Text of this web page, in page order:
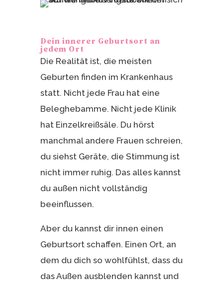
Dein innerer Geburtsort an
jedem Ort
Die Realität ist, die meisten
Geburten finden im Krankenhaus
statt. Nicht jede Frau hat eine
Beleghebamme. Nicht jede Klinik
hat Einzelkreißsäle. Du hörst
manchmal andere Frauen schreien,
du siehst Geräte, die Stimmung ist
nicht immer ruhig. Das alles kannst
du außen nicht vollständig
beeinflussen.
Aber du kannst dir innen einen
Geburtsort schaffen. Einen Ort, an
dem du dich so wohlfühlst, dass du
das Außen ausblenden kannst und